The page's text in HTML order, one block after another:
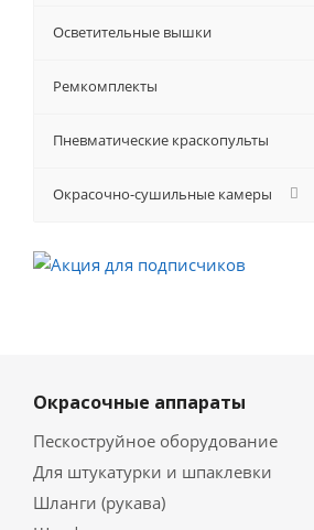
Осветительные вышки
Ремкомплекты
Пневматические краскопульты
Окрасочно-сушильные камеры
Окрасочные аппараты
Пескоструйное оборудование
Для штукатурки и шпаклевки
Шланги (рукава)